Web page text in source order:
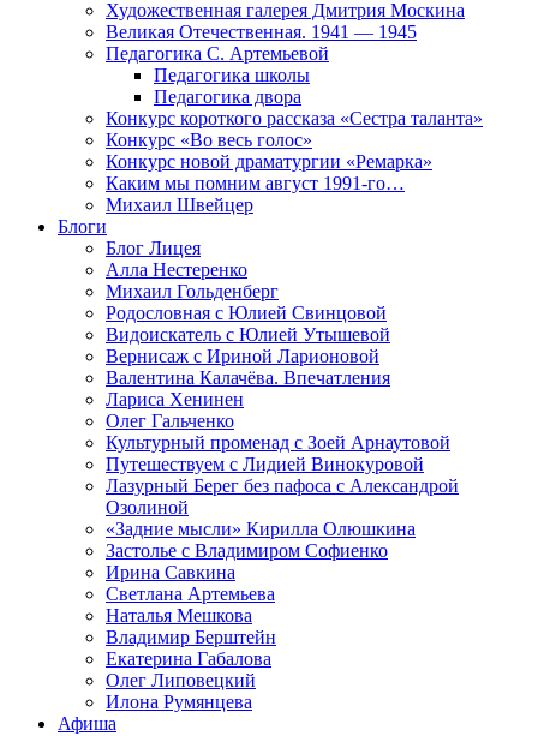
Художественная галерея Дмитрия Москина
Великая Отечественная. 1941 — 1945
Педагогика С. Артемьевой
Педагогика школы
Педагогика двора
Конкурс короткого рассказа «Сестра таланта»
Конкурс «Во весь голос»
Конкурс новой драматургии «Ремарка»
Каким мы помним август 1991-го…
Михаил Швейцер
Блоги
Блог Лицея
Алла Нестеренко
Михаил Гольденберг
Родословная с Юлией Свинцовой
Видоискатель с Юлией Утышевой
Вернисаж с Ириной Ларионовой
Валентина Калачёва. Впечатления
Лариса Хенинен
Олег Гальченко
Культурный променад с Зоей Арнаутовой
Путешествуем с Лидией Винокуровой
Лазурный Берег без пафоса с Александрой
Озолиной
«Задние мысли» Кирилла Олюшкина
Застолье с Владимиром Софиенко
Ирина Савкина
Светлана Артемьева
Наталья Мешкова
Владимир Берштейн
Екатерина Габалова
Олег Липовецкий
Илона Румянцева
Афиша